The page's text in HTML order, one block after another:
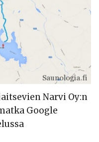
Narvi Oy:n
Google